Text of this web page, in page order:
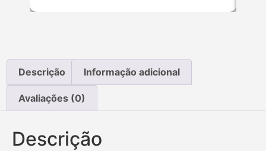
Descrição Informação adicional
Avaliações (0)
Descrição